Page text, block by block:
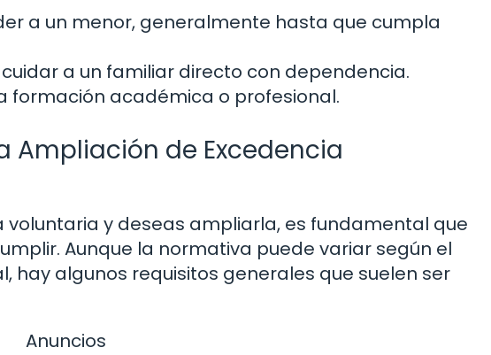
a un menor, generalmente hasta que cumpla
a un familiar directo con dependencia.
formación académica o profesional.
Ampliación de Excedencia
voluntaria y deseas ampliarla, es fundamental que
Aunque la normativa puede variar según el
hay algunos requisitos generales que suelen ser
Anuncios